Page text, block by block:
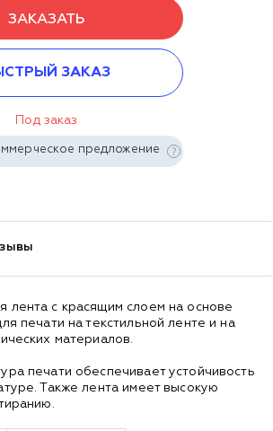
ЗАКАЗАТЬ
ЗАКАЗ
Под заказ
предложение
лента с красящим слоем на основе
печати на текстильной ленте и на
материалов.
печати обеспечивает устойчивость
Также лента имеет высокую